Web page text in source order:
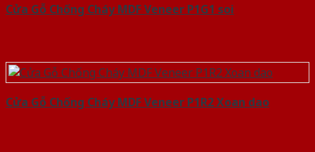
Cửa Gỗ Chống Cháy MDF Veneer P1G1 soi
Cửa Gỗ Chống Cháy MDF Veneer P1R2 Xoan dao